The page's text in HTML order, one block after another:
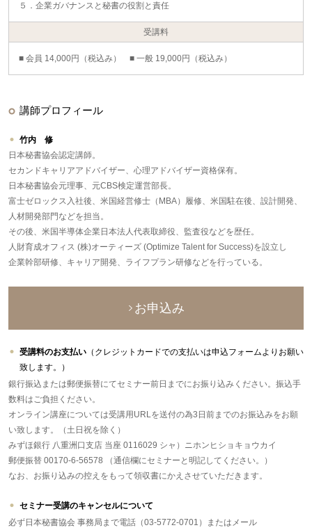
５．企業ガバナンスと秘書の役割と責任
受講料
■ 会員 14,000円（税込み） ■ 一般 19,000円（税込み）
講師プロフィール
竹内 修
日本秘書協会認定講師。
セカンドキャリアアドバイザー、心理アドバイザー資格保有。
日本秘書協会元理事、元CBS検定運営部長。
富士ゼロックス入社後、米国経営修士（MBA）履修、米国駐在後、設計開発、
人材開発部門などを担当。
その後、米国半導体企業日本法人代表取締役、監査役などを歴任。
人財育成オフィス (株)オーティーズ (Optimize Talent for Success)を設立し
企業幹部研修、キャリア開発、ライフプラン研修などを行っている。
お申込み
受講料のお支払い （クレジットカードでの支払いは申込フォームよりお願い
致します。）
銀行振込または郵便振替にてセミナー前日までにお振り込みください。振込手
数料はご負担ください。
オンライン講座については受講用URLを送付の為3日前までのお振込みをお願
い致します。（土日祝を除く）
みずほ銀行 八重洲口支店 当座 0116029 シャ）ニホンヒショキョウカイ
郵便振替 00170-6-56578 （通信欄にセミナーと明記してください。）
なお、お振り込みの控えをもって領収書にかえさせていただきます。
セミナー受講のキャンセルについて
必ず日本秘書協会 事務局まで電話（03-5772-0701）またはメール